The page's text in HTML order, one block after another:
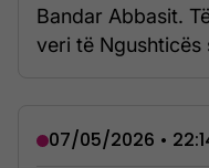
Bandar Abbasit.
veri të Ngushticës
07/05/2026 •